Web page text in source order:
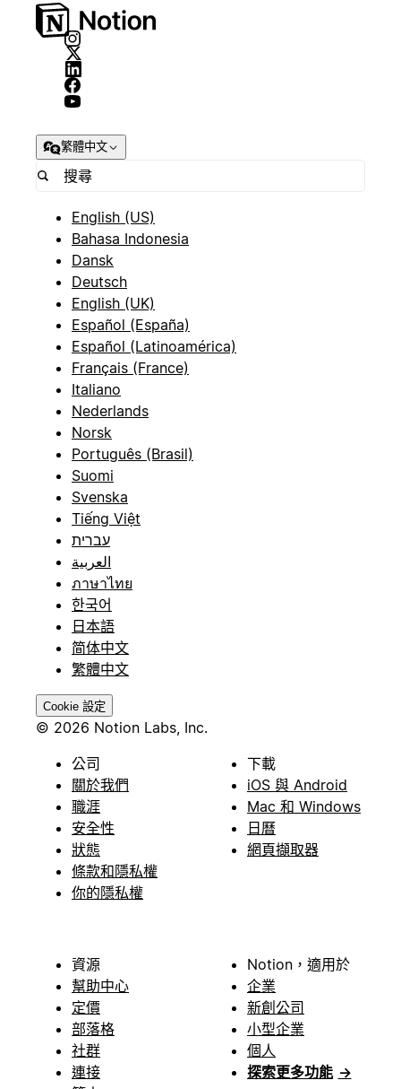
繁體中文
English (US)
Bahasa Indonesia
Dansk
Deutsch
English (UK)
Español (España)
Español (Latinoamérica)
Français (France)
Italiano
Nederlands
Norsk
Português (Brasil)
Suomi
Svenska
Tiếng Việt
עברית
العربية
ภาษาไทย
한국어
日本語
简体中文
繁體中文
Cookie 設定
© 2026 Notion Labs, Inc.
公司
關於我們
職涯
安全性
狀態
條款和隱私權
你的隱私權
下載
iOS 與 Android
Mac 和 Windows
日曆
網頁擷取器
資源
幫助中心
定價
部落格
社群
連接
Notion，適用於
企業
新創公司
小型企業
個人
探索更多功能 →